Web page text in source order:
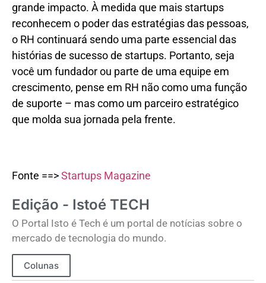
grande impacto. À medida que mais startups
reconhecem o poder das estratégias das pessoas,
o RH continuará sendo uma parte essencial das
histórias de sucesso de startups. Portanto, seja
você um fundador ou parte de uma equipe em
crescimento, pense em RH não como uma função
de suporte – mas como um parceiro estratégico
que molda sua jornada pela frente.
Fonte ==>Startups Magazine
Edição - Istoé TECH
O Portal Isto é Tech é um portal de notícias sobre o
mercado de tecnologia do mundo.
Colunas